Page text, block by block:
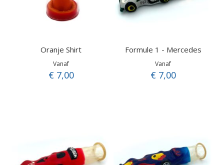
Oranje Shirt
Vanaf
€ 7,00
Formule 1 - Mercedes
Vanaf
€ 7,00